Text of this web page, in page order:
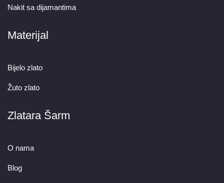
Nakit sa dijamantima
Materijal
Bijelo zlato
Žuto zlato
Zlatara Šarm
O nama
Blog